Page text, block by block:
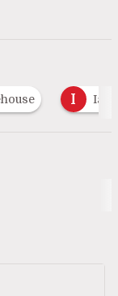
Intelligenza